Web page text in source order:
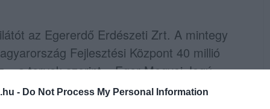
- Do Not Process My Personal Information
az Egererdő Erdészeti Zrt. A mintegy
Fejlesztési Központ 40 millió
a tervek szerint – Eger Megyei Jogú
hozzá. Az erről szóló döntést áprilisban